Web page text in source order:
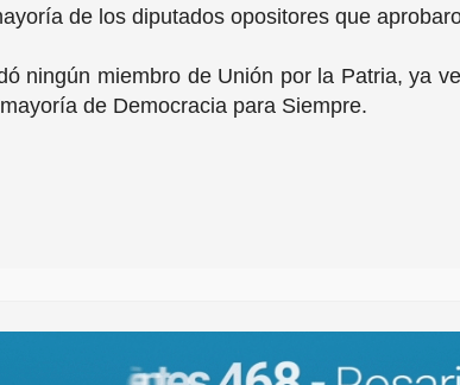
de los diputados opositores que
ningún miembro de Unión por la Patria, ya
de Democracia para Siempre.